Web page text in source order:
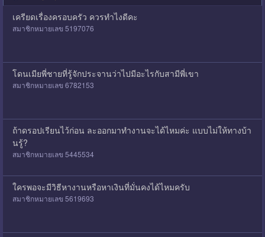
เครียดเรื่องครอบครัว ควรทำไงดีคะ
สมาชิกหมายเลข 5197076
โดนเมียพี่ชายที่รู้จักประจานว่าไปมีอะไรกับสามีพี่เขา
สมาชิกหมายเลข 6782153
ถ้าดรอปเรียนไว้ก่อน ละออกมาทำงานจะได้ไหมค่ะ แบบไม่ให้ทางบ้า
นรู้?
สมาชิกหมายเลข 5445534
ใครพอจะมีวิธีหางานหรือหาเงินที่มั่นคงได้ไหมครับ
สมาชิกหมายเลข 5619693